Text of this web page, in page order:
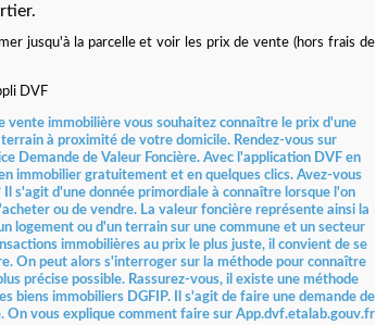
jusqu'à la parcelle et voir les prix de vente (hors frais de
DVF